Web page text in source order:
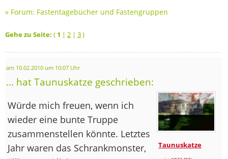
» Forum: Fastentagebücher und Fastengruppen
Gehe zu Seite: ( 1 | 2 | 3)
am 10.02.2010 um 10:07 Uhr
... hat Taunuskatze geschrieben:
Taunuskatze
Würde mich freuen, wenn ich
wieder eine bunte Truppe
zusammenstellen könnte. Letztes
Jahr waren das Schrankmonster,